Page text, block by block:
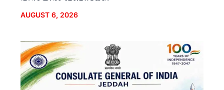
AUGUST 6, 2026